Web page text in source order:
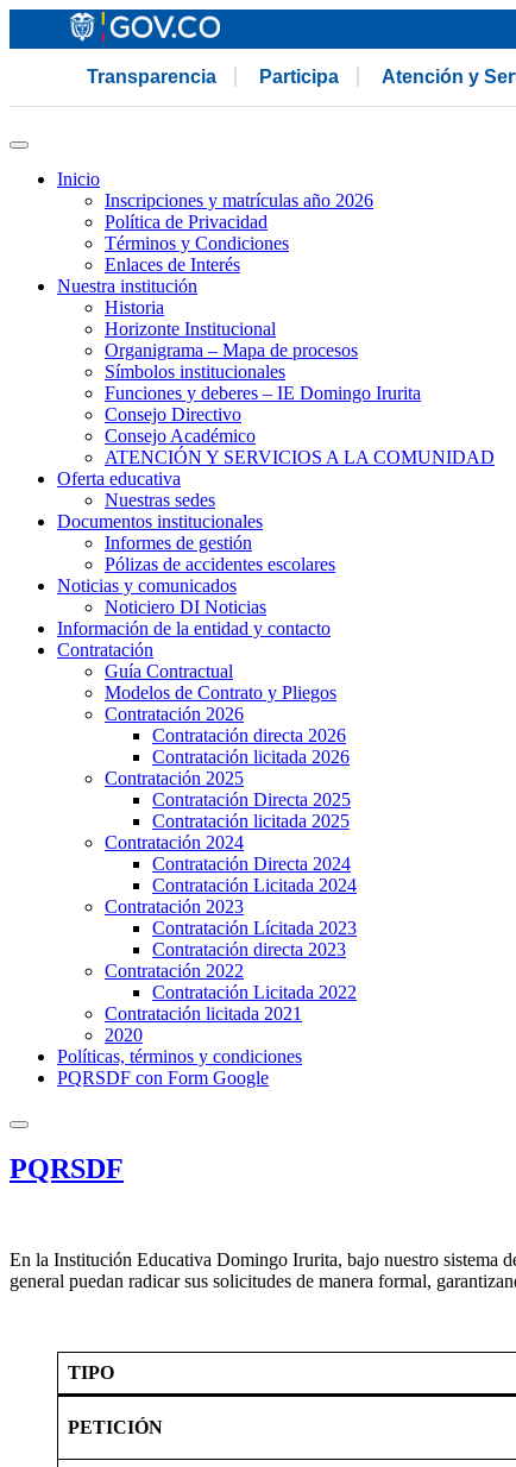
Transparencia Participa Atención y
Inicio
Inscripciones y matrículas año 2026
Política de Privacidad
Términos y Condiciones
Enlaces de Interés
Nuestra institución
Historia
Horizonte Institucional
Organigrama – Mapa de procesos
Símbolos institucionales
Funciones y deberes – IE Domingo Irurita
Consejo Directivo
Consejo Académico
ATENCIÓN Y SERVICIOS A LA COMUNIDAD
Oferta educativa
Nuestras sedes
Documentos institucionales
Informes de gestión
Pólizas de accidentes escolares
Noticias y comunicados
Noticiero DI Noticias
Información de la entidad y contacto
Contratación
Guía Contractual
Modelos de Contrato y Pliegos
Contratación 2026
Contratación directa 2026
Contratación licitada 2026
Contratación 2025
Contratación Directa 2025
Contratación licitada 2025
Contratación 2024
Contratación Directa 2024
Contratación Licitada 2024
Contratación 2023
Contratación Lícitada 2023
Contratación directa 2023
Contratación 2022
Contratación Licitada 2022
Contratación licitada 2021
2020
Políticas, términos y condiciones
PQRSDF con Form Google
PQRSDF
En la Institución Educativa Domingo Irurita, bajo nuestro sistema
general puedan radicar sus solicitudes de manera formal,
TIPO
PETICIÓN